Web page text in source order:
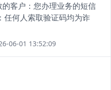
的客户：您办理业务的短信
任何人索取验证码均为诈
06-01 13:52:09